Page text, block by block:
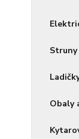
Struny
Obaly